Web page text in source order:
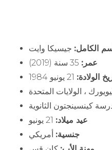
الكامل: جيسيكا وايت
عمر:
الولادة:
، الولايات المتحدة
كينسينجتون الثانوية
عيد ميلاد:
جنسية: أمريكي